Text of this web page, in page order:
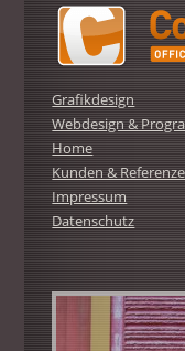
Grafikdesign
Webdesign &
Home
Kunden &
Impressum
Datenschutz